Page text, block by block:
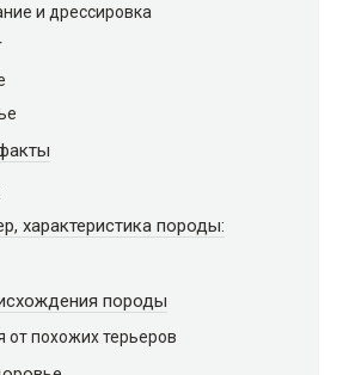
и дрессировка
характеристика породы:
породы
от похожих терьеров